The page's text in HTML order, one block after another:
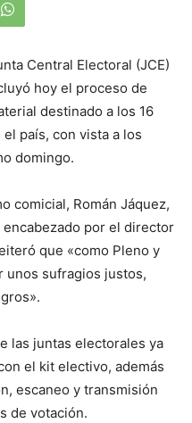
Central Electoral (JCE)
hoy el proceso de
destinado a los 16
país, con vista a los
domingo.
comicial, Román Jáquez,
por el director
que «como Pleno y
unos sufragios justos,
las juntas electorales ya
el kit electivo, además
escaneo y transmisión
de votación.